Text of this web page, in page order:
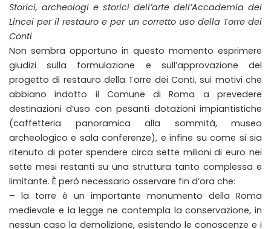
Storici, archeologi e storici dell’arte dell’Accademia dei
Lincei per il restauro e per un corretto uso della Torre dei
Conti
Non sembra opportuno in questo momento esprimere
giudizi sulla formulazione e sull’approvazione del
progetto di restauro della Torre dei Conti, sui motivi che
abbiano indotto il Comune di Roma a prevedere
destinazioni d’uso con pesanti dotazioni impiantistiche
(caffetteria panoramica alla sommità, museo
archeologico e sala conferenze), e infine su come si sia
ritenuto di poter spendere circa sette milioni di euro nei
sette mesi restanti su una struttura tanto complessa e
limitante. È però necessario osservare fin d’ora che:
– la torre è un importante monumento della Roma
medievale e la legge ne contempla la conservazione, in
nessun caso la demolizione, esistendo le conoscenze e i